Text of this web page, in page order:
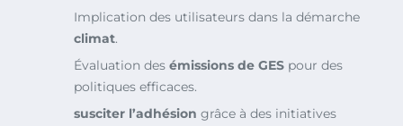
Implication des utilisateurs dans la démarche
climat.
Évaluation des émissions de GES pour des
politiques efficaces.
susciter l’adhésion grâce à des initiatives